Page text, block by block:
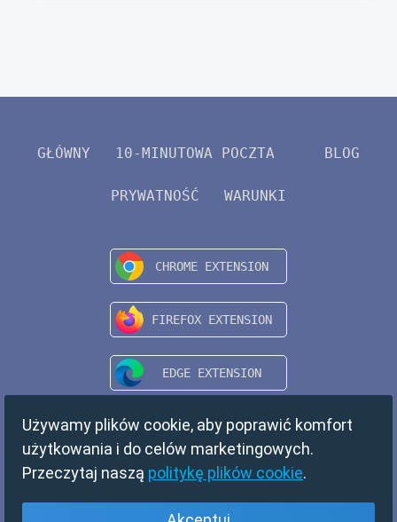
GŁÓWNY 10-MINUTOWA POCZTA BLOG
PRYWATNOŚĆ WARUNKI
Używamy plików cookie, aby poprawić komfort
użytkowania i do celów marketingowych.
Przeczytaj naszą politykę plików cookie.